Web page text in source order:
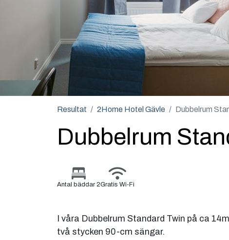
Resultat 2Home Hotel Gävle Dubbelrum
Dubbelrum
Antal bäddar 2Gratis Wi-Fi
I våra Dubbelrum Standard Twin på ca
två stycken 90-cm sängar.